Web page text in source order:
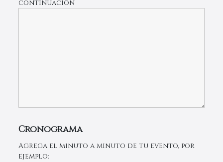
continuación
Cronograma
Agrega el minuto a minuto de tu evento, por
ejemplo: